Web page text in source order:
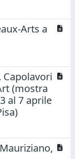
Arts a
Capolavori
(mostra
al 7 aprile